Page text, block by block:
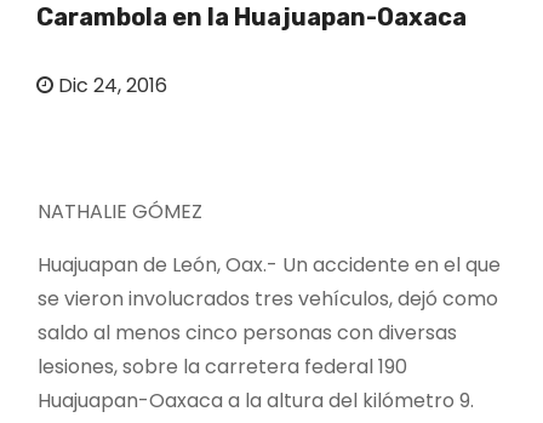
Carambola en la Huajuapan-Oaxaca
Dic 24, 2016
NATHALIE GÓMEZ
Huajuapan de León, Oax.- Un accidente en el que
se vieron involucrados tres vehículos, dejó como
saldo al menos cinco personas con diversas
lesiones, sobre la carretera federal 190
Huajuapan-Oaxaca a la altura del kilómetro 9.